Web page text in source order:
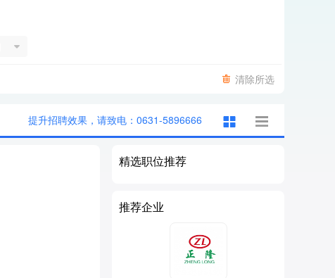
清除所选
提升招聘效果，请致电：0631-5896666
精选职位推荐
推荐企业